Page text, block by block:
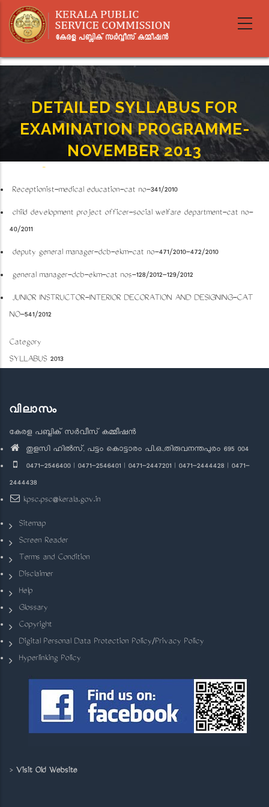
main
content
DETAILED SYLLABUS FOR
EXAMINATION PROGRAMME-
NOVEMBER 2013
-
Receptionist-medical education-cat no-341/2010
child development project officer-social welfare department-cat no-
40/2011
deputy general manager-dcb-ekm-cat no-471/2010-472/2010
general manager-dcb-ekm-cat nos-128/2012-129/2012
JUNIOR INSTRUCTOR-INTERIOR DECORATION AND DESIGNING-CAT
NO-541/2012
Category
SYLLABUS 2013
വിലാസം
കേരള പബ്ലിക് സർവീസ് കമ്മീഷൻ
തുളസി ഹിൽസ്, പട്ടം കൊട്ടാരം പി.ഒ.,തിരുവനന്തപുരം 695 004
0471-2546400 | 0471-2546401 | 0471-2447201 | 0471-2444428 | 0471-
2444438
kpsc.psc@kerala.gov.in
Sitemap
Screen Reader
Terms and Condition
Disclaimer
Help
Glossary
Copyright
Digital Personal Data Protection Policy/Privacy Policy
Hyperlinking Policy
> Visit Old Website